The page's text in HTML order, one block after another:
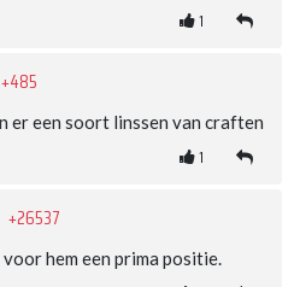
1
+485
er een soort linssen van craften
1
+26537
hem een prima positie.